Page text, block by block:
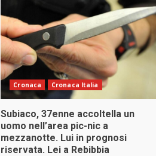
Cronaca Cronaca Italia
Subiaco, 37enne accoltella un
uomo nell’area pic-nic a
mezzanotte. Lui in prognosi
riservata. Lei a Rebibbia